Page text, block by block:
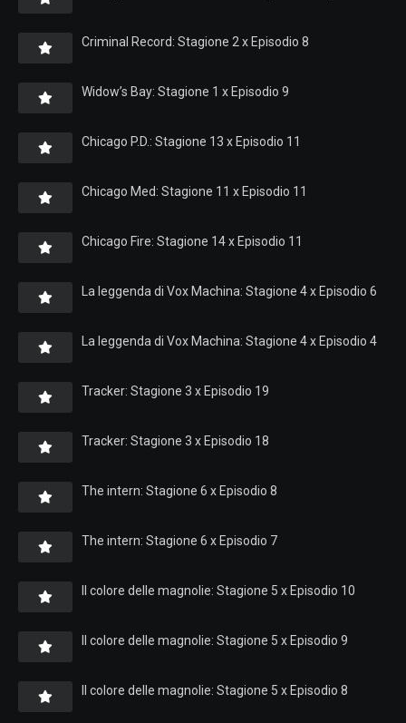
Criminal Record: Stagione 2 x Episodio 8
Widow’s Bay: Stagione 1 x Episodio 9
Chicago P.D.: Stagione 13 x Episodio 11
Chicago Med: Stagione 11 x Episodio 11
Chicago Fire: Stagione 14 x Episodio 11
La leggenda di Vox Machina: Stagione 4 x Episodio 6
La leggenda di Vox Machina: Stagione 4 x Episodio 4
Tracker: Stagione 3 x Episodio 19
Tracker: Stagione 3 x Episodio 18
The intern: Stagione 6 x Episodio 8
The intern: Stagione 6 x Episodio 7
Il colore delle magnolie: Stagione 5 x Episodio 10
Il colore delle magnolie: Stagione 5 x Episodio 9
Il colore delle magnolie: Stagione 5 x Episodio 8